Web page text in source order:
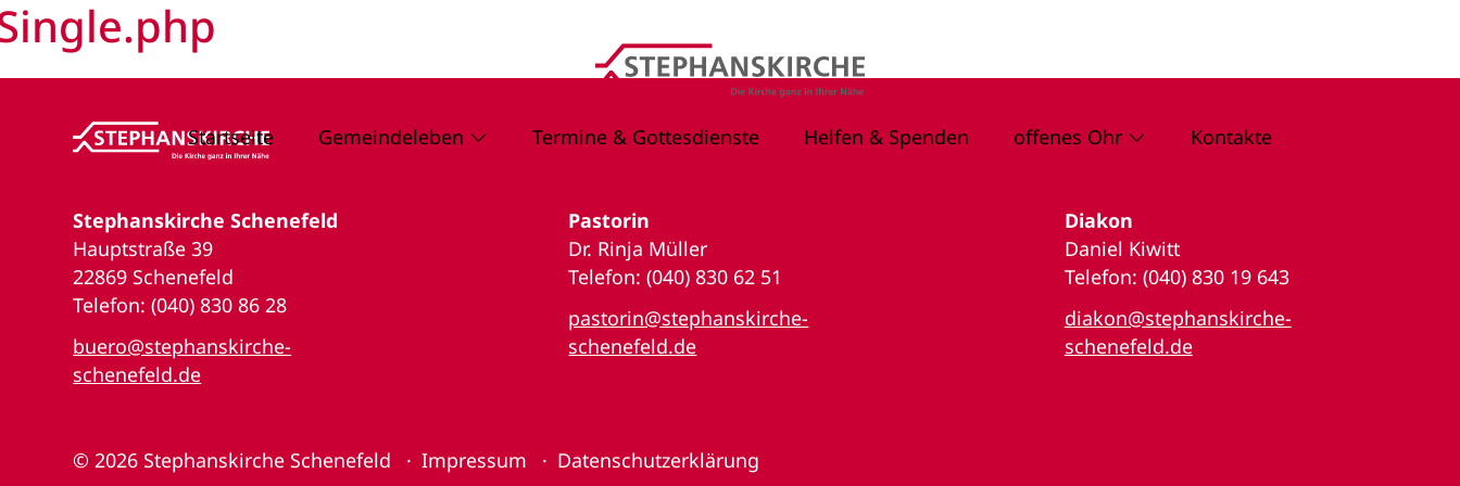
Startseite Gemeindeleben Termine & Gottesdienste Helfen & Spenden offenes Ohr Kontakte
Stephanskirche Schenefeld
Hauptstraße 39
22869 Schenefeld
Telefon: (040) 830 86 28
buero@stephanskirche-
schenefeld.de
Pastorin
Dr. Rinja Müller
Telefon: (040) 830 62 51
pastorin@stephanskirche-
schenefeld.de
Diakon
Daniel Kiwitt
Telefon: (040) 830 19 643
diakon@stephanskirche-
schenefeld.de
© 2026 Stephanskirche Schenefeld Impressum Datenschutzerklärung